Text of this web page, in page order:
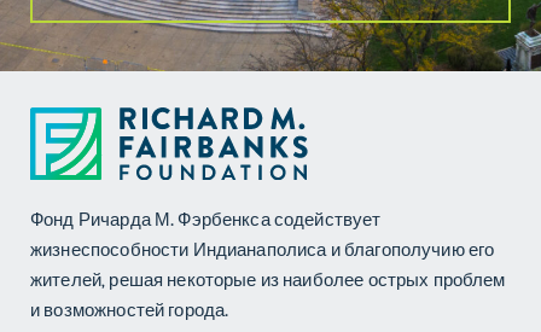
Фонд Ричарда М. Фэрбенкса содействует
жизнеспособности Индианаполиса и благополучию его
жителей, решая некоторые из наиболее острых проблем
и возможностей города.